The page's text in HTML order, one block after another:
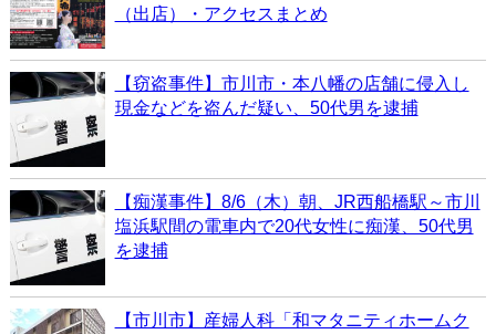
（出店）・アクセスまとめ
【窃盗事件】市川市・本八幡の店舗に侵入し
現金などを盗んだ疑い、50代男を逮捕
【痴漢事件】8/6（木）朝、JR西船橋駅～市川
塩浜駅間の電車内で20代女性に痴漢、50代男
を逮捕
【市川市】産婦人科「和マタニティホームク